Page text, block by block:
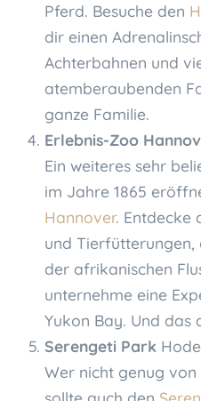
Pferd. Besuche den
dir einen
Achterbahnen und
atemberaubenden
ganze Familie.
Erlebnis-Zoo
Ein weiteres sehr
im Jahre 1865
Hannover. Entdecke
und
der afrikanischen
unternehme eine
Yukon Bay. Und das
Serengeti Park
Wer nicht genug